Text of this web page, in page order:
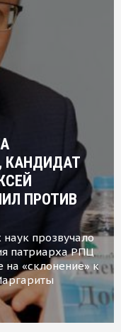
КАНДИДАТ
ПРОТИВ
прозвучало
патриарха РПЦ
«склонение» к